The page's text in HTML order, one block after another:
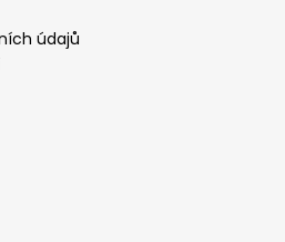
údajů